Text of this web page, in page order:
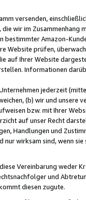
versenden,
wir im
bestimmter Amazon-
prüfen,
auf Ihrer Website
Informationen
jederzeit
(b) wir und
bzw. mit Ihrer
auf unser Recht
Handlungen und
wirksam sind, wenn
Vereinbarung weder
und
diesen zugute.